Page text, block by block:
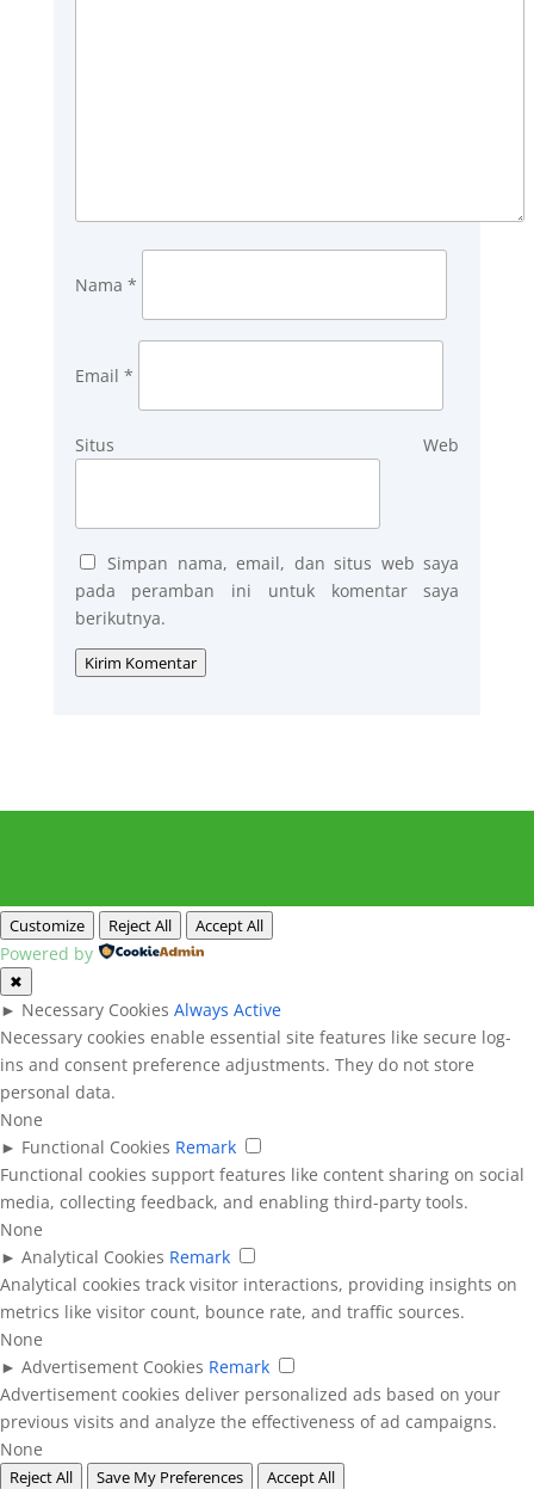
Nama *
Email *
Situs Web
Simpan nama, email, dan situs web saya
pada peramban ini untuk komentar saya
berikutnya.
Kirim Komentar
Customize Reject All Accept All
Powered by
✖
► Necessary Cookies Always Active
Necessary cookies enable essential site features like secure log-
ins and consent preference adjustments. They do not store
personal data.
None
► Functional Cookies Remark
Functional cookies support features like content sharing on social
media, collecting feedback, and enabling third-party tools.
None
► Analytical Cookies Remark
Analytical cookies track visitor interactions, providing insights on
metrics like visitor count, bounce rate, and traffic sources.
None
► Advertisement Cookies Remark
Advertisement cookies deliver personalized ads based on your
previous visits and analyze the effectiveness of ad campaigns.
None
Reject All Save My Preferences Accept All